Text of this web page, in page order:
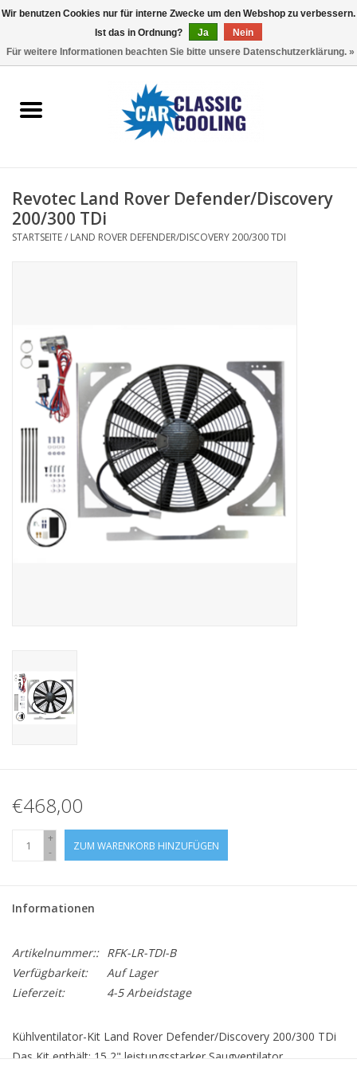
Komplette Kits
Controller
Revotec Land Rover Defender/Discovery
200/300 TDi
STARTSEITE/ LAND ROVER DEFENDER/DISCOVERY 200/300 TDI
€468,00
+
-
ZUM WARENKORB HINZUFÜGEN
Informationen
Artikelnummer:: RFK-LR-TDI-B
Verfügbarkeit:
Auf Lager
Lieferzeit:
4-5 Arbeidstage
Kühlventilator-Kit Land Rover Defender/Discovery 200/300 TDi
Das Kit enthält: 15,2" leistungsstarker Saugventilator,
Wir benutzen Cookies nur für interne Zwecke um den Webshop zu verbessern.
Ist das in Ordnung?
Ja
Nein
Für weitere Informationen beachten Sie bitte unsere Datenschutzerklärung. »